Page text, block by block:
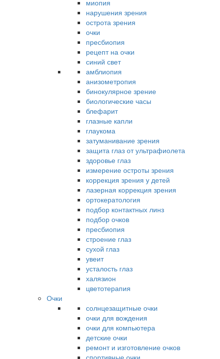
миопия
нарушения зрения
острота зрения
очки
пресбиопия
рецепт на очки
синий свет
амблиопия
анизометропия
бинокулярное зрение
биологические часы
блефарит
глазные капли
глаукома
затуманивание зрения
защита глаз от ультрафиолета
здоровье глаз
измерение остроты зрения
коррекция зрения у детей
лазерная коррекция зрения
ортокератология
подбор контактных линз
подбор очков
пресбиопия
строение глаз
сухой глаз
увеит
усталость глаз
халязион
цветотерапия
Очки
солнцезащитные очки
очки для вождения
очки для компьютера
детские очки
ремонт и изготовление очков